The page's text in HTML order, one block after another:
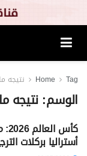
Home Tag نتيجه
الوسم:نتيجه
أستراليا بركلات